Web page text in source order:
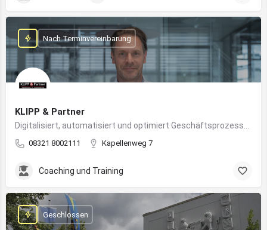
KLIPP & Partner
08321 8002111 Kapellenweg 7
Nach Terminvereinbarung
Coaching und Training
Geschlossen